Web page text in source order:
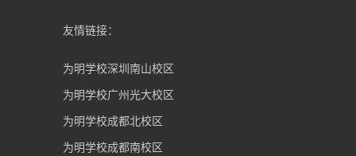
友情链接：
为明学校深圳南山校区
为明学校广州光大校区
为明学校成都北校区
为明学校成都南校区